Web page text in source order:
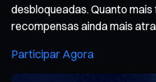
desbloqueadas. Quanto
recompensas ainda mais
Participar Agora